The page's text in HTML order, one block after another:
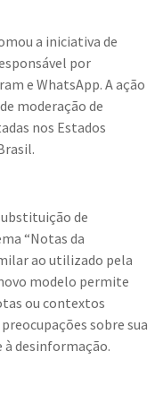
a iniciativa de
por
e WhatsApp. A ação
moderação de
nos Estados
de
“Notas da
ao utilizado pela
modelo permite
ou contextos
sobre sua
desinformação.